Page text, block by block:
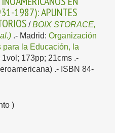
1987): APUNTES
/BOIX STORACE,
.- Madrid: Organización
para la Educación, la
1vol; 173pp; 21cms .-
.- ISBN 84-
)